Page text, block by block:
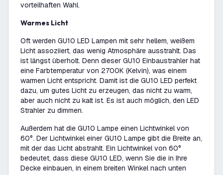
vorteilhaften Wahl.
Warmes Licht
Oft werden GU10 LED Lampen mit sehr hellem, weißem
Licht assoziiert, das wenig Atmosphäre ausstrahlt. Das
ist längst überholt. Denn dieser GU10 Einbaustrahler hat
eine Farbtemperatur von 2700K (Kelvin), was einem
warmen Licht entspricht. Damit ist die GU10 LED perfekt
dazu, um gutes Licht zu erzeugen, das nicht zu warm,
aber auch nicht zu kalt ist. Es ist auch möglich, den LED
Strahler zu dimmen.
Außerdem hat die GU10 Lampe einen Lichtwinkel von
60°. Der Lichtwinkel einer GU10 Lampe gibt die Breite an,
mit der das Licht abstrahlt. Ein Lichtwinkel von 60°
bedeutet, dass diese GU10 LED, wenn Sie die in Ihre
Decke einbauen, in einem breiten Winkel nach unten